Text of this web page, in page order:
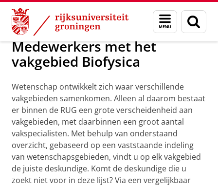
Skip
Content
Skip
Navigation
Menu
en
zoeken
Over ons Praktische zaken
Medewerkers met het
vakgebied Biofysica
Wetenschap ontwikkelt zich waar verschillende
vakgebieden samenkomen. Alleen al daarom bestaat
er binnen de RUG een grote verscheidenheid aan
vakgebieden, met daarbinnen een groot aantal
vakspecialisten. Met behulp van onderstaand
overzicht, gebaseerd op een vaststaande indeling
van wetenschapsgebieden, vindt u op elk vakgebied
de juiste deskundige. Komt de deskundige die u
zoekt niet voor in deze lijst? Via een vergelijkbaar